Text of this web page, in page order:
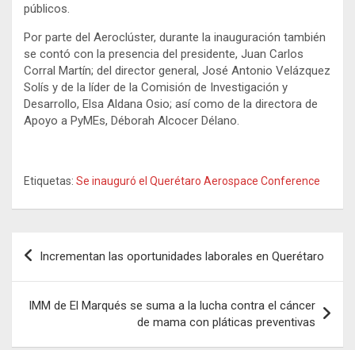
públicos.
Por parte del Aeroclúster, durante la inauguración también
se contó con la presencia del presidente, Juan Carlos
Corral Martín; del director general, José Antonio Velázquez
Solís y de la líder de la Comisión de Investigación y
Desarrollo, Elsa Aldana Osio; así como de la directora de
Apoyo a PyMEs, Déborah Alcocer Délano.
Etiquetas: Se inauguró el Querétaro Aerospace Conference
Navegación
entradas
Incrementan las oportunidades laborales en Querétaro
IMM de El Marqués se suma a la lucha contra el cáncer
de mama con pláticas preventivas